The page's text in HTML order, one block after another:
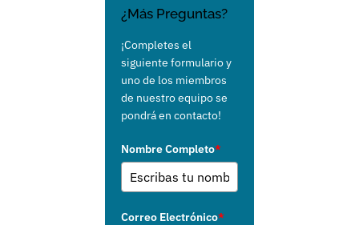
¿Más Preguntas?
¡Completes el
siguiente formulario y
uno de los miembros
de nuestro equipo se
pondrá en contacto!
Nombre Completo*
Correo Electrónico*